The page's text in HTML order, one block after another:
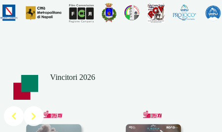
Vincitori 2026